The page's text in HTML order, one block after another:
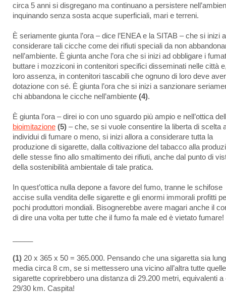
circa 5 anni si disgregano ma continuano a persistere
inquinando senza sosta acque superficiali, mari e terreni.
È seriamente giunta l’ora – dice l’ENEA e la SITAB – che si inizi a
considerare tali cicche come dei rifiuti speciali da non
nell’ambiente. È giunta anche l’ora che si inizi ad obbligare i
buttare i mozziconi in contenitori specifici disseminati nelle città
loro assenza, in contenitori tascabili che ognuno di loro deve
dotazione con sé. È giunta l’ora che si inizi a sanzionare
chi abbandona le cicche nell’ambiente (4).
È giunta l’ora – direi io con uno sguardo più ampio e nell’ottica
bioimitazione (5) – che, se si vuole consentire la liberta di scelta
individui di fumare o meno, si inizi allora a considerare tutta la
produzione di sigarette, dalla coltivazione del tabacco alla
delle stesse fino allo smaltimento dei rifiuti, anche dal punto di
della sostenibilità ambientale di tale pratica.
In quest’ottica nulla depone a favore del fumo, tranne le schifose
accise sulla vendita delle sigarette e gli enormi immorali profitti
pochi produttori mondiali. Bisognerebbe avere magari anche il
di dire una volta per tutte che il fumo fa male ed è vietato fumare!
(1) 20 x 365 x 50 = 365.000. Pensando che una sigaretta sia
media circa 8 cm, se si mettessero una vicino all’altra tutte quelle
sigarette coprirebbero una distanza di 29.200 metri, equivalenti a
29/30 km. Caspita!